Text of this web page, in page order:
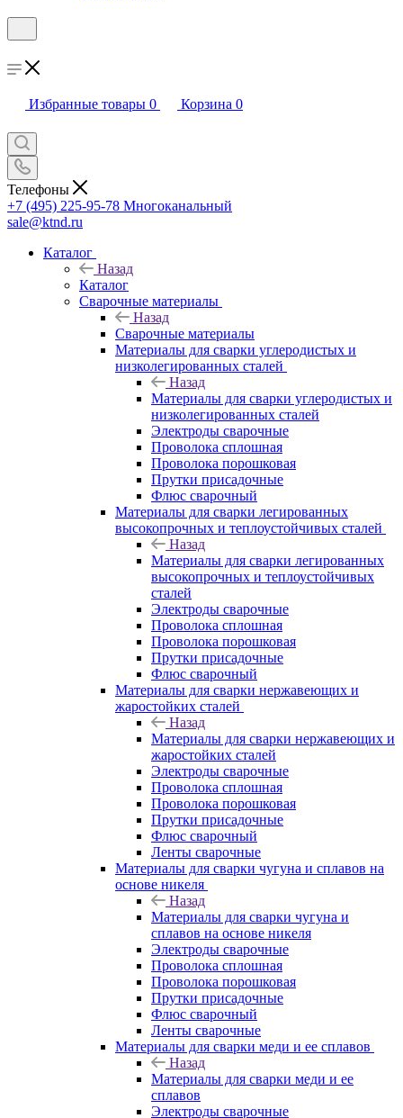
Избранные товары 0 Корзина 0
Телефоны
+7 (495) 225-95-78 Многоканальный
sale@ktnd.ru
Каталог
Назад
Каталог
Сварочные материалы
Назад
Сварочные материалы
Материалы для сварки углеродистых и
низколегированных сталей
Назад
Материалы для сварки углеродистых и
низколегированных сталей
Электроды сварочные
Проволока сплошная
Проволока порошковая
Прутки присадочные
Флюс сварочный
Материалы для сварки легированных
высокопрочных и теплоустойчивых сталей
Назад
Материалы для сварки легированных
высокопрочных и теплоустойчивых
сталей
Электроды сварочные
Проволока сплошная
Проволока порошковая
Прутки присадочные
Флюс сварочный
Материалы для сварки нержавеющих и
жаростойких сталей
Назад
Материалы для сварки нержавеющих и
жаростойких сталей
Электроды сварочные
Проволока сплошная
Проволока порошковая
Прутки присадочные
Флюс сварочный
Ленты сварочные
Материалы для сварки чугуна и сплавов на
основе никеля
Назад
Материалы для сварки чугуна и
сплавов на основе никеля
Электроды сварочные
Проволока сплошная
Проволока порошковая
Прутки присадочные
Флюс сварочный
Ленты сварочные
Материалы для сварки меди и ее сплавов
Назад
Материалы для сварки меди и ее
сплавов
Электроды сварочные